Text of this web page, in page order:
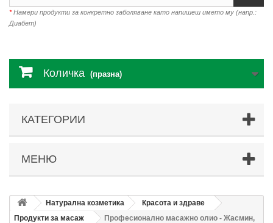
*Намери продукти за конкретно заболяване като напишеш името му (напр.:
Диабет)
Количка (празна)
КАТЕГОРИИ
МЕНЮ
Натурална козметика
Красота и здраве
Продукти за масаж
Професионално масажно олио - Жасмин,